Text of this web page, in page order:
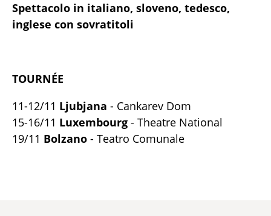
Spettacolo in italiano, sloveno, tedesco,
inglese con sovratitoli
TOURNÉE
11-12/11 Ljubjana - Cankarev Dom
15-16/11 Luxembourg - Theatre National
19/11 Bolzano - Teatro Comunale